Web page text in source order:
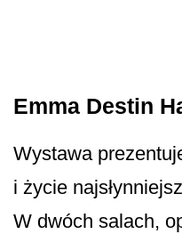
Emma Destin
Wystawa
i życie
W dwóch salach,